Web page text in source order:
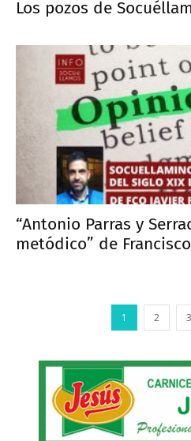
Los pozos de
“Antonio Parras y
metódico” de
1 2 3